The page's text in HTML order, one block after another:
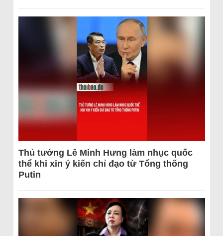
Thủ tướng Lê Minh Hưng làm nhục quốc
thể khi xin ý kiến chỉ đạo từ Tổng thống
Putin